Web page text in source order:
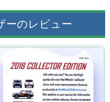
ーのレビュー